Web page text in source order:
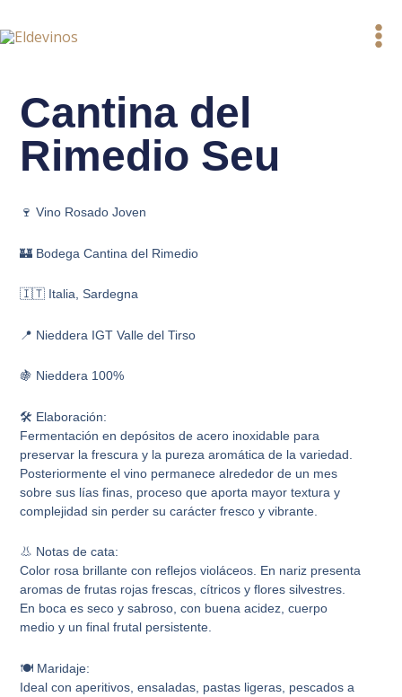
al
Cantina del
Rimedio Seu
🍷 Vino Rosado Joven
🏰 Bodega Cantina del Rimedio
🇮🇹 Italia, Sardegna
📍 Nieddera IGT Valle del Tirso
🍇 Nieddera 100%
🛠️ Elaboración:
Fermentación en depósitos de acero inoxidable para
preservar la frescura y la pureza aromática de la variedad.
Posteriormente el vino permanece alrededor de un mes
sobre sus lías finas, proceso que aporta mayor textura y
complejidad sin perder su carácter fresco y vibrante.
👃 Notas de cata:
Color rosa brillante con reflejos violáceos. En nariz presenta
aromas de frutas rojas frescas, cítricos y flores silvestres.
En boca es seco y sabroso, con buena acidez, cuerpo
medio y un final frutal persistente.
🍽️ Maridaje:
Ideal con aperitivos, ensaladas, pastas ligeras, pescados a